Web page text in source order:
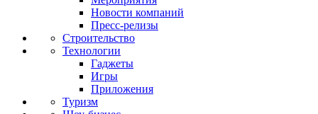
Новости компаний
Пресс-релизы
Строительство
Технологии
Гаджеты
Игры
Приложения
Туризм